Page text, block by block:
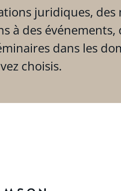
juridiques, des
à des événements,
dans les
choisis.